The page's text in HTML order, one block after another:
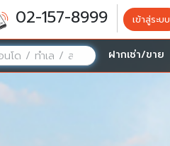
02-157-8999 เข้าสู่ระบบ
ฝากเช่า/ขาย